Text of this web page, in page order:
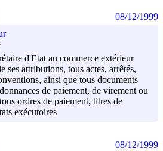
d'Etat au commerce extérieur
ses attributions, tous actes, arrêtés,
ainsi que tous documents
de paiement, de virement ou
ordres de paiement, titres de
exécutoires
08/12/1999
08/12/1999